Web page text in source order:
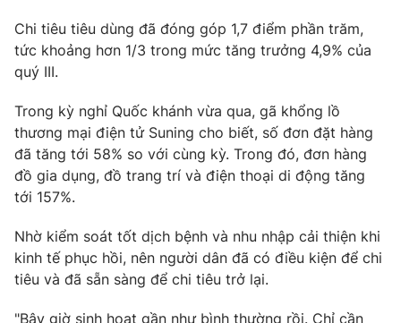
Chi tiêu tiêu dùng đã đóng góp 1,7 điểm phần trăm,
tức khoảng hơn 1/3 trong mức tăng trưởng 4,9% của
quý III.
Trong kỳ nghỉ Quốc khánh vừa qua, gã khổng lồ
thương mại điện tử Suning cho biết, số đơn đặt hàng
đã tăng tới 58% so với cùng kỳ. Trong đó, đơn hàng
đồ gia dụng, đồ trang trí và điện thoại di động tăng
tới 157%.
Nhờ kiểm soát tốt dịch bệnh và nhu nhập cải thiện khi
kinh tế phục hồi, nên người dân đã có điều kiện để chi
tiêu và đã sẵn sàng để chi tiêu trở lại.
"Bây giờ sinh hoạt gần như bình thường rồi. Chỉ cần